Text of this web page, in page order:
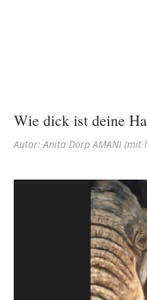
Wie dick ist deine
Autor: Anita Dorp AMANI (mit